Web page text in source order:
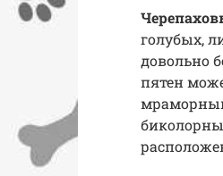
голубых,
довольно
пятен